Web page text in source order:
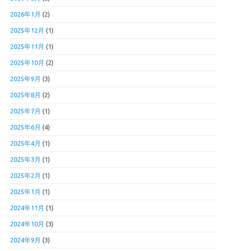
2026年1月 (2)
2025年12月 (1)
2025年11月 (1)
2025年10月 (2)
2025年9月 (3)
2025年8月 (2)
2025年7月 (1)
2025年6月 (4)
2025年4月 (1)
2025年3月 (1)
2025年2月 (1)
2025年1月 (1)
2024年11月 (1)
2024年10月 (3)
2024年9月 (3)